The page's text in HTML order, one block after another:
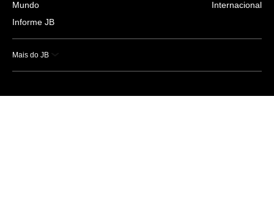
Mundo
Informe JB
Internacional
Mais do JB
Esportes